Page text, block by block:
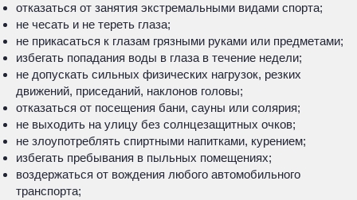
отказаться от занятия экстремальными видами спорта;
не чесать и не тереть глаза;
не прикасаться к глазам грязными руками или предметами;
избегать попадания воды в глаза в течение недели;
не допускать сильных физических нагрузок, резких
движений, приседаний, наклонов головы;
отказаться от посещения бани, сауны или солярия;
не выходить на улицу без солнцезащитных очков;
не злоупотреблять спиртными напитками, курением;
избегать пребывания в пыльных помещениях;
воздержаться от вождения любого автомобильного
транспорта;